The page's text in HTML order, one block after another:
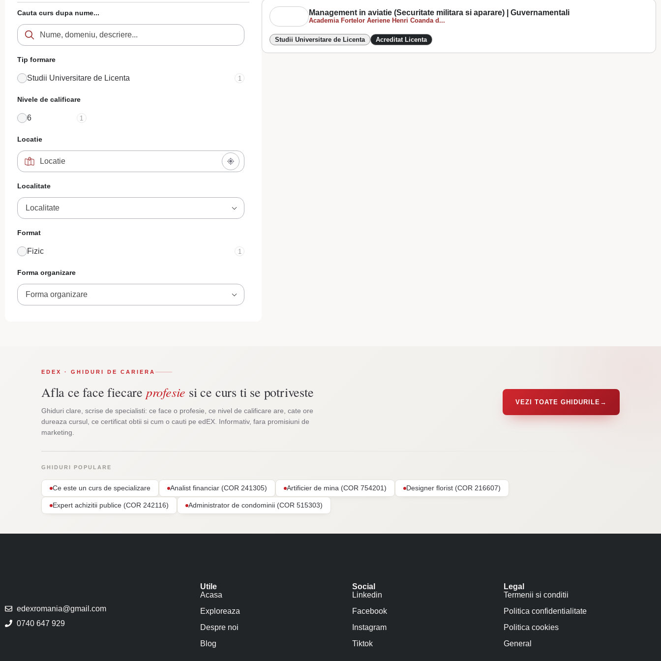
Cauta curs dupa nume...
Tip formare
Studii Universitare de Licenta 1
Nivele de calificare
6 1
Locatie
Localitate
Localitate
Format
Fizic 1
Forma organizare
Forma organizare
Management in aviatie (Securitate militara si aparare) | Guvernamentali
Academia Fortelor Aeriene Henri Coanda d...
Studii Universitare de Licenta Acreditat Licenta
EDEX · GHIDURI DE CARIERA
Afla ce face fiecare profesie si ce curs ti se potriveste
Ghiduri clare, scrise de specialisti: ce face o profesie, ce nivel de calificare are, cate ore
dureaza cursul, ce certificat obtii si cum o cauti pe edEX. Informativ, fara promisiuni de
marketing.
VEZI TOATE GHIDURILE →
GHIDURI POPULARE
Ce este un curs de specializare Analist financiar (COR 241305) Artificier de mina (COR 754201) Designer florist (COR 216607)
Expert achizitii publice (COR 242116) Administrator de condominii (COR 515303)
edexromania@gmail.com
0740 647 929
Utile
Acasa
Exploreaza
Despre noi
Blog
Social
Linkedin
Facebook
Instagram
Tiktok
Legal
Termenii si conditii
Politica confidentialitate
Politica cookies
General